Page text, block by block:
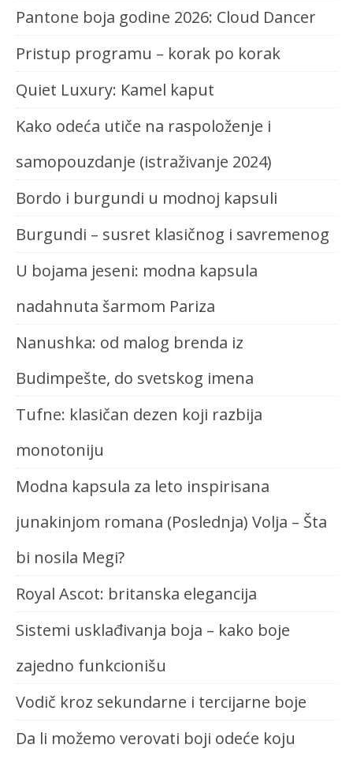
Pantone boja godine 2026: Cloud Dancer
Pristup programu – korak po korak
Quiet Luxury: Kamel kaput
Kako odeća utiče na raspoloženje i
samopouzdanje (istraživanje 2024)
Bordo i burgundi u modnoj kapsuli
Burgundi – susret klasičnog i savremenog
U bojama jeseni: modna kapsula
nadahnuta šarmom Pariza
Nanushka: od malog brenda iz
Budimpešte, do svetskog imena
Tufne: klasičan dezen koji razbija
monotoniju
Modna kapsula za leto inspirisana
junakinjom romana (Poslednja) Volja – Šta
bi nosila Megi?
Royal Ascot: britanska elegancija
Sistemi usklađivanja boja – kako boje
zajedno funkcionišu
Vodič kroz sekundarne i tercijarne boje
Da li možemo verovati boji odeće koju